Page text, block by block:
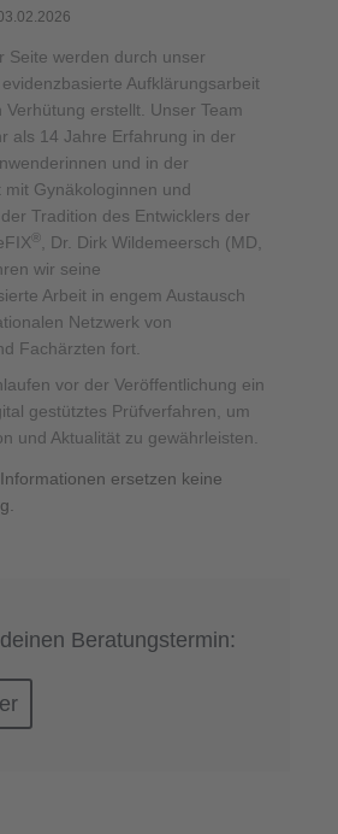
Seite werden durch unser
Aufklärungsarbeit
erstellt. Unser Team
als 14 Jahre Erfahrung in der
und in der
Gynäkologinnen und
Tradition des Entwicklers der
®
, Dr. Dirk Wildemeersch (MD,
wir seine
Arbeit in engem Austausch
Netzwerk von
Fachärzten fort.
vor der Veröffentlichung ein
gestütztes Prüfverfahren, um
und Aktualität zu gewährleisten.
ersetzen keine
Beratungstermin: